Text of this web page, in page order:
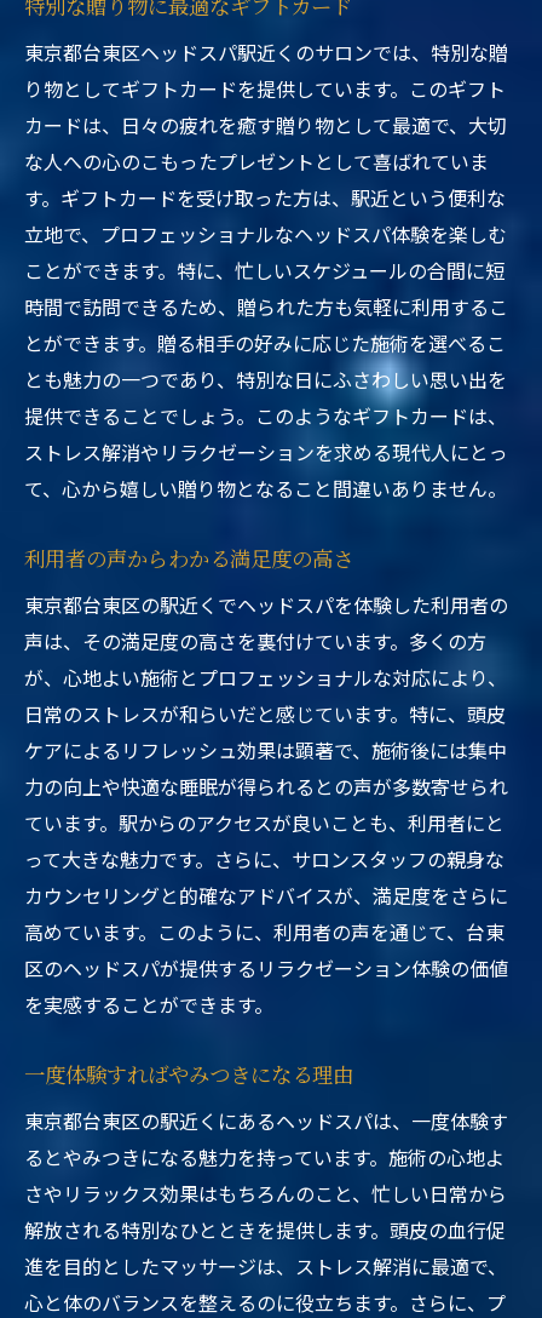
東京都台東区ヘッドスパ駅近くのサロンでは、特別な贈
り物としてギフトカードを提供しています。このギフト
カードは、日々の疲れを癒す贈り物として最適で、大切
な人への心のこもったプレゼントとして喜ばれていま
す。ギフトカードを受け取った方は、駅近という便利な
立地で、プロフェッショナルなヘッドスパ体験を楽しむ
ことができます。特に、忙しいスケジュールの合間に短
時間で訪問できるため、贈られた方も気軽に利用するこ
とができます。贈る相手の好みに応じた施術を選べるこ
とも魅力の一つであり、特別な日にふさわしい思い出を
提供できることでしょう。このようなギフトカードは、
ストレス解消やリラクゼーションを求める現代人にとっ
て、心から嬉しい贈り物となること間違いありません。
利用者の声からわかる満足度の高さ
東京都台東区の駅近くでヘッドスパを体験した利用者の
声は、その満足度の高さを裏付けています。多くの方
が、心地よい施術とプロフェッショナルな対応により、
日常のストレスが和らいだと感じています。特に、頭皮
ケアによるリフレッシュ効果は顕著で、施術後には集中
力の向上や快適な睡眠が得られるとの声が多数寄せられ
ています。駅からのアクセスが良いことも、利用者にと
って大きな魅力です。さらに、サロンスタッフの親身な
カウンセリングと的確なアドバイスが、満足度をさらに
高めています。このように、利用者の声を通じて、台東
区のヘッドスパが提供するリラクゼーション体験の価値
を実感することができます。
一度体験すればやみつきになる理由
東京都台東区の駅近くにあるヘッドスパは、一度体験す
るとやみつきになる魅力を持っています。施術の心地よ
さやリラックス効果はもちろんのこと、忙しい日常から
解放される特別なひとときを提供します。頭皮の血行促
進を目的としたマッサージは、ストレス解消に最適で、
心と体のバランスを整えるのに役立ちます。さらに、プ